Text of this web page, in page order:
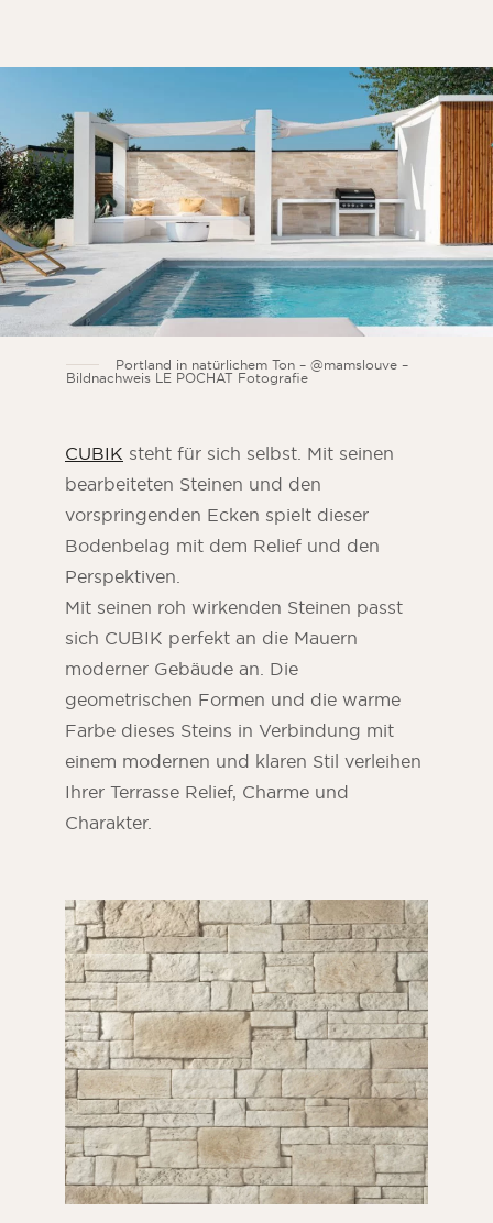
Portland in natürlichem Ton – @mamslouve –
Bildnachweis LE POCHAT Fotografie
CUBIK steht für sich selbst. Mit seinen
bearbeiteten Steinen und den
vorspringenden Ecken spielt dieser
Bodenbelag mit dem Relief und den
Perspektiven.
Mit seinen roh wirkenden Steinen passt
sich CUBIK perfekt an die Mauern
moderner Gebäude an. Die
geometrischen Formen und die warme
Farbe dieses Steins in Verbindung mit
einem modernen und klaren Stil verleihen
Ihrer Terrasse Relief, Charme und
Charakter.